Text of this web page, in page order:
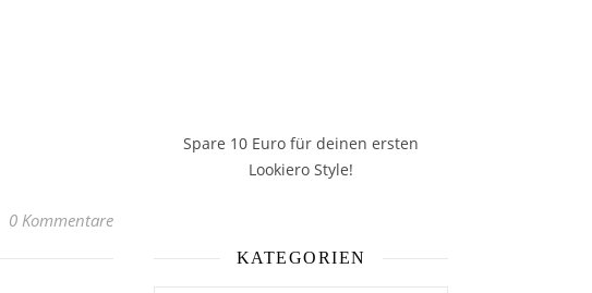
0 Kommentare
Spare 10 Euro für deinen ersten
Lookiero Style!
KATEGORIEN